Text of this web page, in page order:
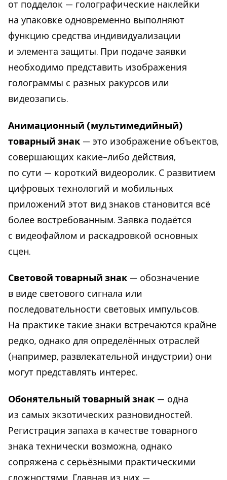
от подделок — голографические наклейки
на упаковке одновременно выполняют
функцию средства индивидуализации
и элемента защиты. При подаче заявки
необходимо представить изображения
голограммы с разных ракурсов или
видеозапись.
Анимационный (мультимедийный)
товарный знак — это изображение объектов,
совершающих какие-либо действия,
по сути — короткий видеоролик. С развитием
цифровых технологий и мобильных
приложений этот вид знаков становится всё
более востребованным. Заявка подаётся
с видеофайлом и раскадровкой основных
сцен.
Световой товарный знак — обозначение
в виде светового сигнала или
последовательности световых импульсов.
На практике такие знаки встречаются крайне
редко, однако для определённых отраслей
(например, развлекательной индустрии) они
могут представлять интерес.
Обонятельный товарный знак — одна
из самых экзотических разновидностей.
Регистрация запаха в качестве товарного
знака технически возможна, однако
сопряжена с серьёзными практическими